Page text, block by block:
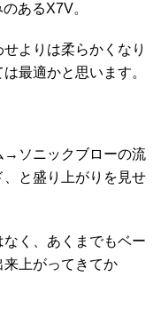
あるX7V。
よりは柔らかくなり
最適かと思います。
→ソニックブローの流
と盛り上がりを見せ
く、あくまでもベー
来上がってきてか